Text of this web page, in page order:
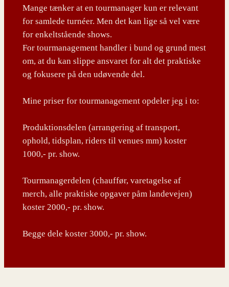
Mange tænker at en tourmanager kun er relevant
for samlede turnéer. Men det kan lige så vel være
for enkeltstående shows.
For tourmanagement handler i bund og grund mest
om, at du kan slippe ansvaret for alt det praktiske
og fokusere på den udøvende del.
Mine priser for tourmanagement opdeler jeg i to:
Produktionsdelen (arrangering af transport,
ophold, tidsplan, riders til venues mm) koster
1000,- pr. show.
Tourmanagerdelen (chauffør, varetagelse af
merch, alle praktiske opgaver påm landevejen)
koster 2000,- pr. show.
Begge dele koster 3000,- pr. show.